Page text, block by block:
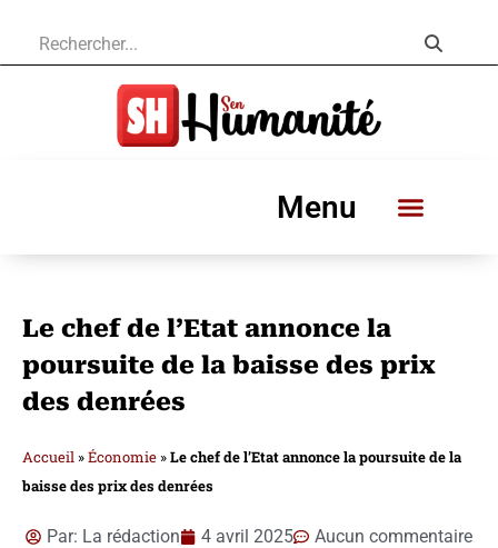
Menu
Le chef de l’Etat annonce la
poursuite de la baisse des prix
des denrées
Accueil »Économie »Le chef de l’Etat annonce la poursuite de la
baisse des prix des denrées
Par: La rédaction 4 avril 2025 Aucun commentaire